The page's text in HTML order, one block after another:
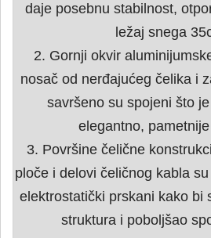
daje posebnu stabilnost,
ležaj snega
2. Gornji okvir
nosač od nerđajućeg čelika i
savršeno su spojeni što
elegantno,
3. Površine čelične
ploče i delovi čeličnog kabla
elektrostatički prskani kako bi
struktura i poboljšao